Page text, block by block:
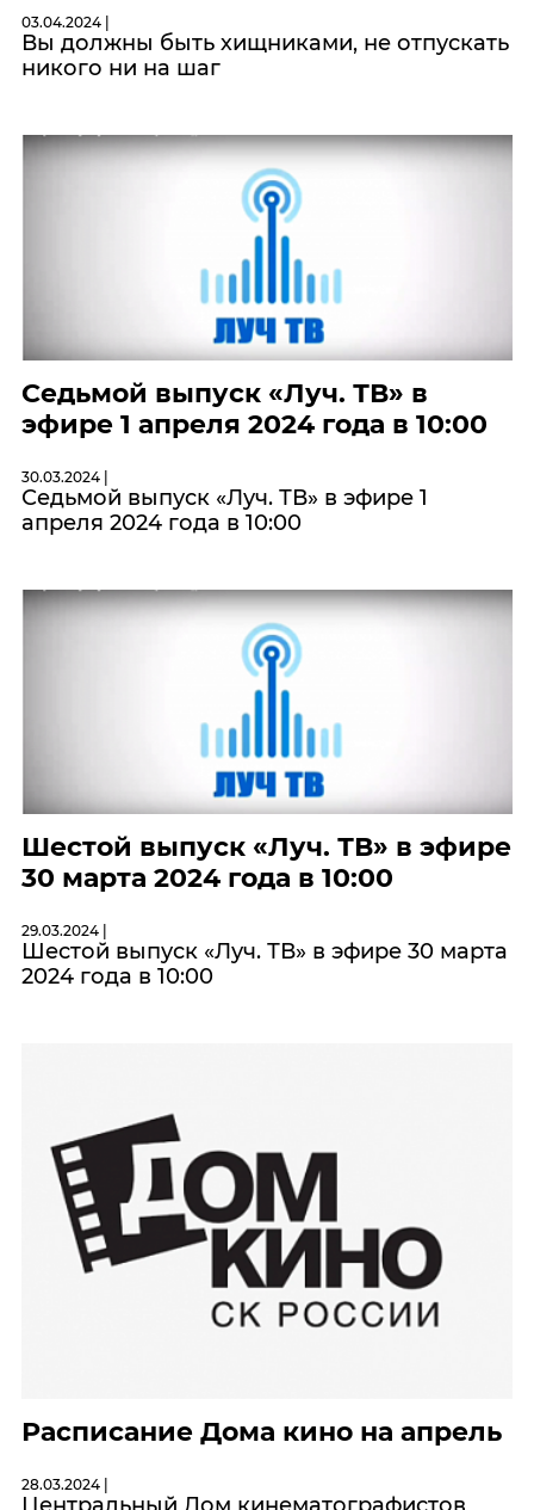
03.04.2024 |
Вы должны быть хищниками, не отпускать
никого ни на шаг
Седьмой выпуск «Луч. ТВ» в
эфире 1 апреля 2024 года в 10:00
30.03.2024 |
Седьмой выпуск «Луч. ТВ» в эфире 1
апреля 2024 года в 10:00
Шестой выпуск «Луч. ТВ» в эфире
30 марта 2024 года в 10:00
29.03.2024 |
Шестой выпуск «Луч. ТВ» в эфире 30 марта
2024 года в 10:00
Расписание Дома кино на апрель
28.03.2024 |